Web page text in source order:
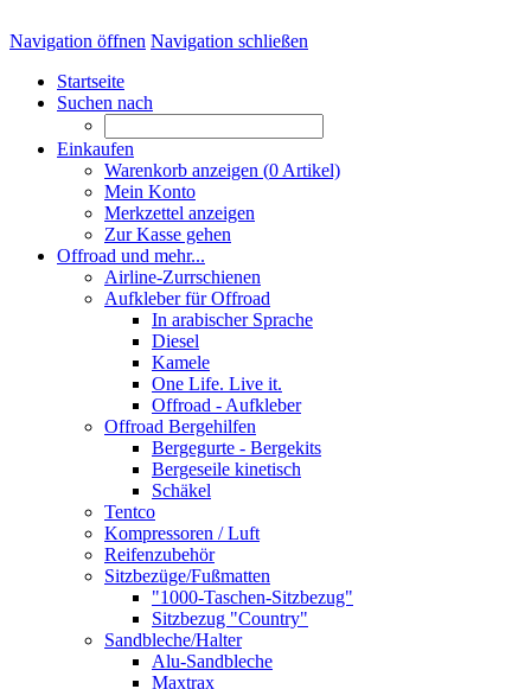
Navigation öffnen Navigation schließen
Startseite
Suchen nach
Einkaufen
Warenkorb anzeigen (0 Artikel)
Mein Konto
Merkzettel anzeigen
Zur Kasse gehen
Offroad und mehr...
Airline-Zurrschienen
Aufkleber für Offroad
In arabischer Sprache
Diesel
Kamele
One Life. Live it.
Offroad - Aufkleber
Offroad Bergehilfen
Bergegurte - Bergekits
Bergeseile kinetisch
Schäkel
Tentco
Kompressoren / Luft
Reifenzubehör
Sitzbezüge/Fußmatten
"1000-Taschen-Sitzbezug"
Sitzbezug "Country"
Sandbleche/Halter
Alu-Sandbleche
Maxtrax